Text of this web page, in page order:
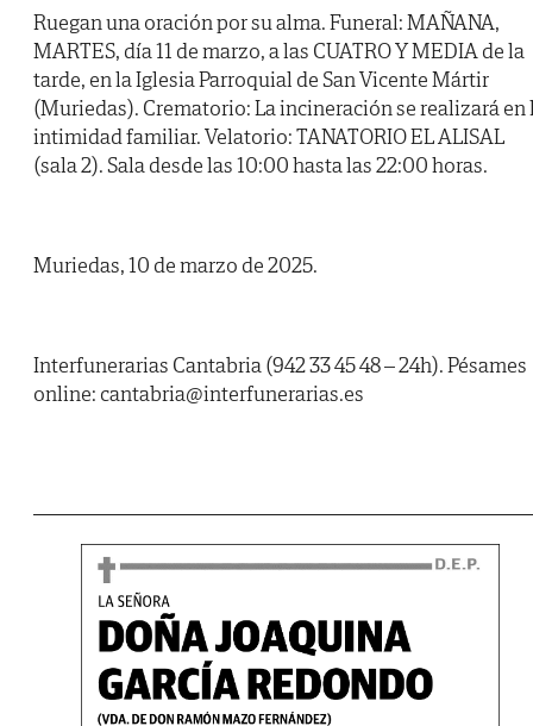
Ruegan una oración por su alma. Funeral: MAÑANA,
MARTES, día 11 de marzo, a las CUATRO Y MEDIA de la
tarde, en la Iglesia Parroquial de San Vicente Mártir
(Muriedas). Crematorio: La incineración se realizará en
intimidad familiar. Velatorio: TANATORIO EL ALISAL
(sala 2). Sala desde las 10:00 hasta las 22:00 horas.
Muriedas, 10 de marzo de 2025.
Interfunerarias Cantabria (942 33 45 48 – 24h). Pésames
online: cantabria@interfunerarias.es